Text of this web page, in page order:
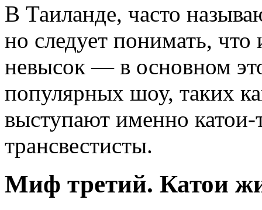
В Таиланде, часто
но следует понимать,
невысок — в основном
популярных шоу, таких
выступают именно катои-
трансвестисты.
Миф третий. Катои